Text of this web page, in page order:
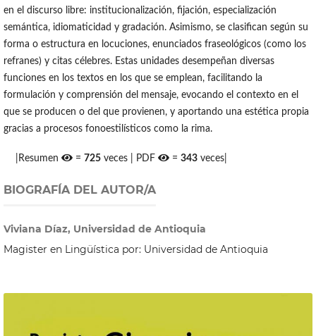
en el discurso libre: institucionalización, fijación, especialización
semántica, idiomaticidad y gradación. Asimismo, se clasifican según su
forma o estructura en locuciones, enunciados fraseológicos (como los
refranes) y citas célebres. Estas unidades desempeñan diversas
funciones en los textos en los que se emplean, facilitando la
formulación y comprensión del mensaje, evocando el contexto en el
que se producen o del que provienen, y aportando una estética propia
gracias a procesos fonoestilísticos como la rima.
|Resumen = 725 veces | PDF =343 veces|
BIOGRAFÍA DEL AUTOR/A
Viviana Díaz, Universidad de Antioquia
Magister en Lingüística por: Universidad de Antioquia